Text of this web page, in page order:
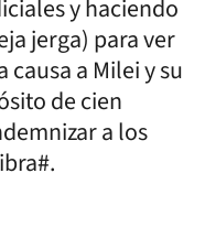
y haciendo
jerga) para ver
a Milei y su
de cien
a los